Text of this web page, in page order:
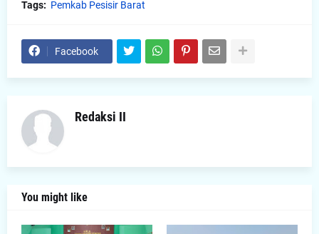
Tags: Pemkab Pesisir Barat
Facebook
Redaksi II
You might like